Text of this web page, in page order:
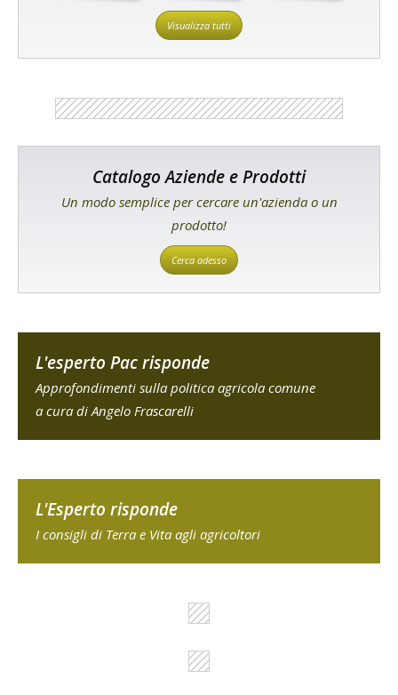
Visualizza tutti
Catalogo Aziende e Prodotti
Un modo semplice per cercare un'azienda o un
prodotto!
Cerca adesso
L'esperto Pac risponde
Approfondimenti sulla politica agricola comune
a cura di Angelo Frascarelli
L'Esperto risponde
I consigli di Terra e Vita agli agricoltori